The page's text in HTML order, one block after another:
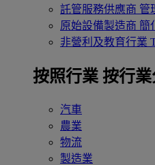
託管服務供應商 管
原始設備製造商 簡
非營利及教育行業
按照行業 按行
汽車
農業
物流
製造業